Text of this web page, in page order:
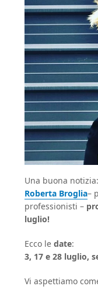
Una buona notizia:
Roberta Broglia–
professionisti –
luglio!
Ecco ledate:
3, 17 e 28 luglio,
Vi aspettiamo